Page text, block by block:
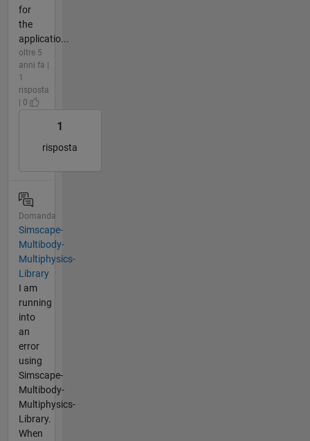
for
the
applicatio...
oltre 5
anni fa |
1
risposta
| 0
1
risposta
Domanda
Simscape-
Multibody-
Multiphysics-
Library
I am
running
into
an
error
using
Simscape-
Multibody-
Multiphysics-
Library.
When